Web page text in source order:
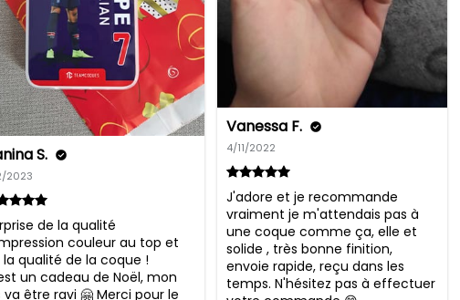
Vanessa F.
4/11/2022
J'adore et je recommande
vraiment je m'attendais pas à
une coque comme ça, elle et
solide , très bonne finition,
envoie rapide, reçu dans les
temps. N'hésitez pas à effectuer
S.
2023
de la qualité
couleur au top et
la qualité de la coque !
un cadeau de Noël, mon
va être ravi 🤗 Merci pour le